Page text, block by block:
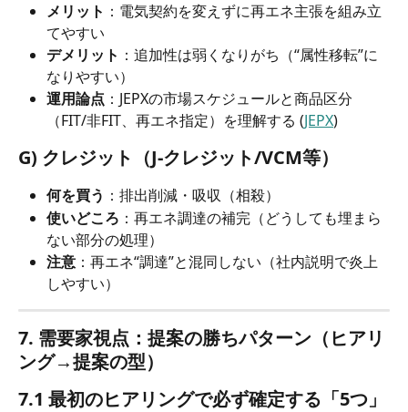
メリット ：電気契約を変えずに再エネ主張を組み立
てやすい
デメリット ：追加性は弱くなりがち（“属性移転”に
なりやすい）
運用論点 ：JEPXの市場スケジュールと商品区分
（FIT/非FIT、再エネ指定）を理解する (JEPX)
G) クレジット（J-クレジット/VCM等）
何を買う ：排出削減・吸収（相殺）
使いどころ ：再エネ調達の補完（どうしても埋まら
ない部分の処理）
注意 ：再エネ“調達”と混同しない（社内説明で炎上
しやすい）
7. 需要家視点：提案の勝ちパターン（ヒアリ
ング→提案の型）
7.1 最初のヒアリングで必ず確定する「5つ」